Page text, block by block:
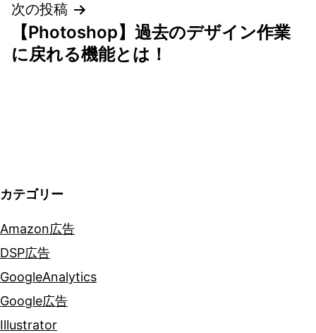
ビ
ゲ
ン
次の投稿
【Photoshop】過去のデザイン作業
に戻れる機能とは！
カテゴリー
Amazon広告
DSP広告
GoogleAnalytics
Google広告
Illustrator